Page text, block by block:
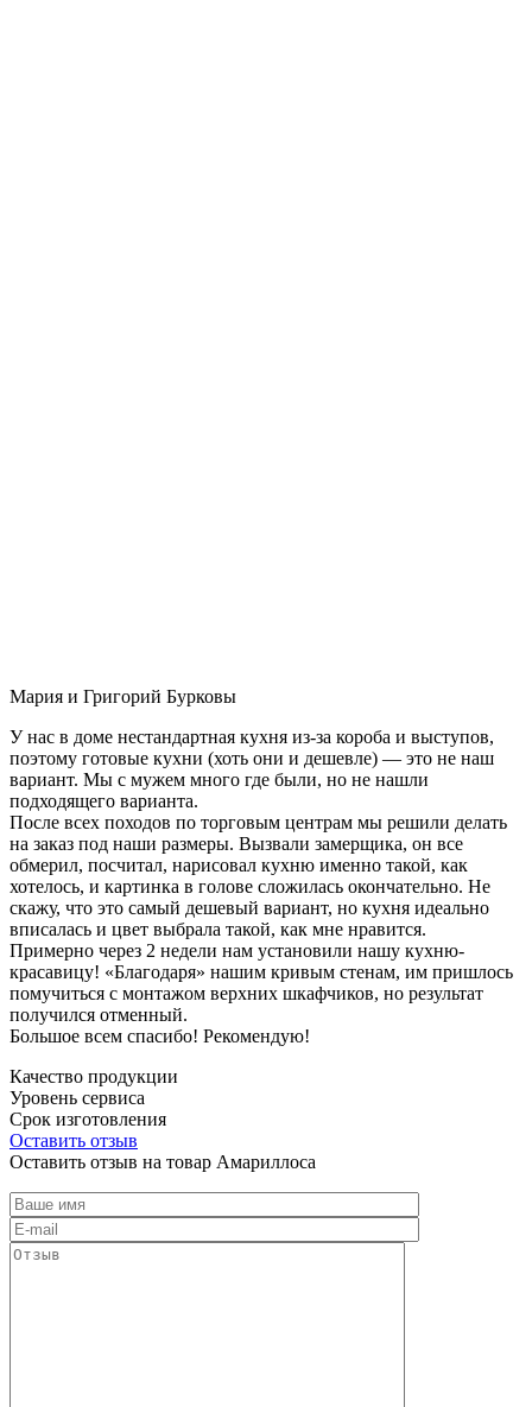
Мария и Григорий Бурковы
У нас в доме нестандартная кухня из-за короба и выступов,
поэтому готовые кухни (хоть они и дешевле) — это не наш
вариант. Мы с мужем много где были, но не нашли
подходящего варианта.
После всех походов по торговым центрам мы решили делать
на заказ под наши размеры. Вызвали замерщика, он все
обмерил, посчитал, нарисовал кухню именно такой, как
хотелось, и картинка в голове сложилась окончательно. Не
скажу, что это самый дешевый вариант, но кухня идеально
вписалась и цвет выбрала такой, как мне нравится.
Примерно через 2 недели нам установили нашу кухню-
красавицу! «Благодаря» нашим кривым стенам, им пришлось
помучиться с монтажом верхних шкафчиков, но результат
получился отменный.
Большое всем спасибо! Рекомендую!
Качество продукции
Уровень сервиса
Срок изготовления
Оставить отзыв
Оставить отзыв на товар Амариллоса